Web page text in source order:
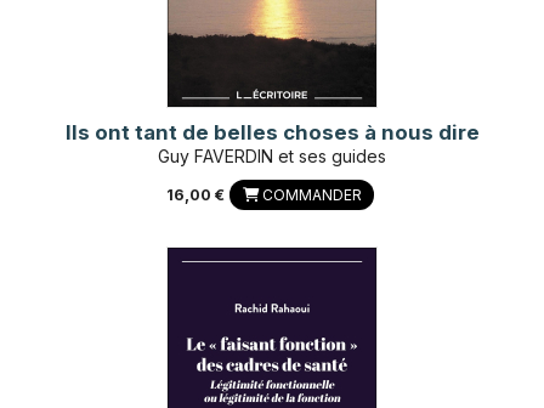
Ils ont tant de belles choses à nous dire
Guy FAVERDIN et ses guides
16,00 € COMMANDER